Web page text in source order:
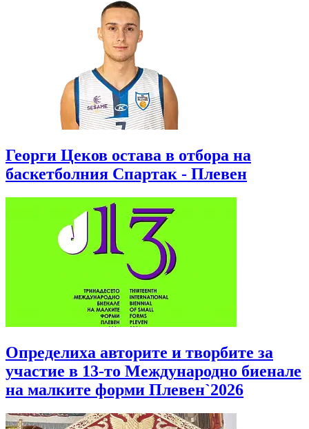
Георги Цеков остава в отбора на
баскетболния Спартак - Плевен
Определиха авторите и творбите за
участие в 13-то Международно биенале
на малките форми Плевен`2026